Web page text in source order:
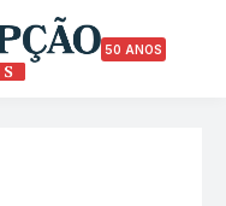
50 ANOS